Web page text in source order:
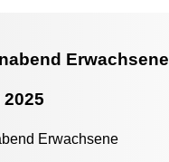
Erwachsene
2025
Erwachsene